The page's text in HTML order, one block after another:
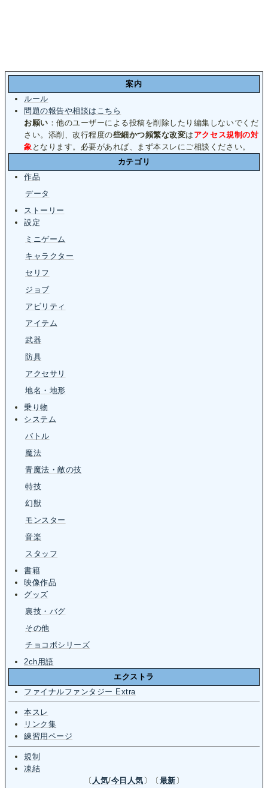
案内
ルール
問題の報告や相談はこちら
お願い ：他のユーザーによる投稿を削除したり編集しないでくだ
さい。添削、改行程度の些細かつ頻繁な改変は アクセス規制の対
象 となります。必要があれば、まず本スレにご相談ください。
カテゴリ
作品
データ
ストーリー
設定
ミニゲーム
キャラクター
セリフ
ジョブ
アビリティ
アイテム
武器
防具
アクセサリ
地名・地形
乗り物
システム
バトル
魔法
青魔法・敵の技
特技
幻獣
モンスター
音楽
スタッフ
書籍
映像作品
グッズ
裏技・バグ
その他
チョコボシリーズ
2ch用語
エクストラ
ファイナルファンタジー Extra
本スレ
リンク集
練習用ページ
規制
凍結
〔 人気/今日人気 〕〔 最新 〕